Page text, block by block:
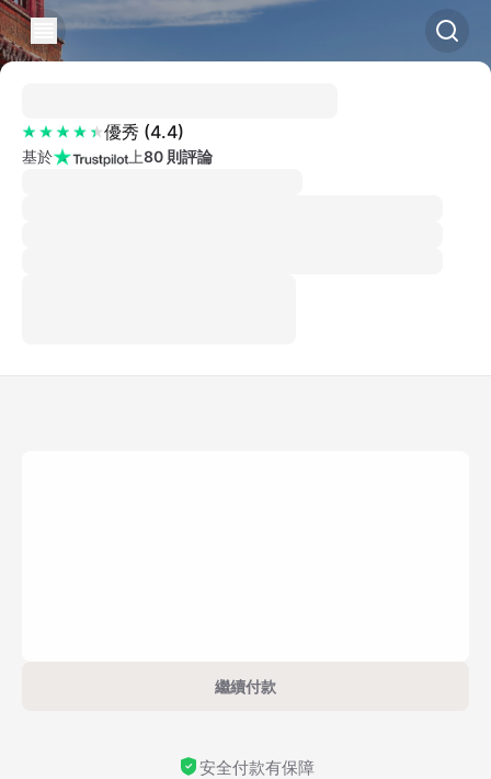
優秀 (4.4)
基於 上80 則評論
繼續付款
安全付款有保障